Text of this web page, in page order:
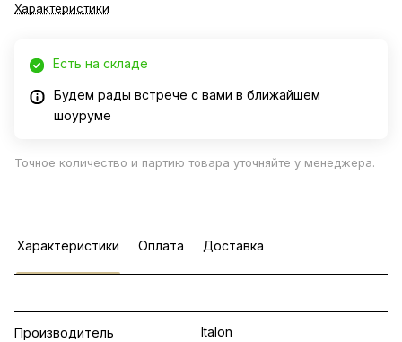
Характеристики
Есть на складе
Будем рады встрече с вами в ближайшем
шоуруме
Точное количество и партию товара уточняйте у менеджера.
Характеристики Оплата Доставка
Производитель Italon